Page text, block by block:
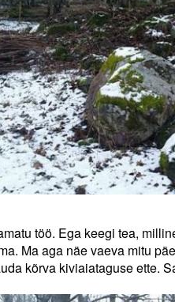
töö. Ega keegi tea,
Ma aga näe vaeva mitu
kõrva kiviaiataguse ette.